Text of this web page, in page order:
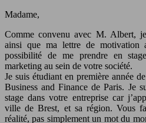
Madame,
Comme convenu avec M. Albert,
ainsi que ma lettre de motivation
possibilité de me prendre en
marketing au sein de votre société.
Je suis étudiant en première année
Business and Finance de Paris. Je
stage dans votre entreprise car
ville de Brest, et sa région. Vous
réalité, pas simplement un mot du